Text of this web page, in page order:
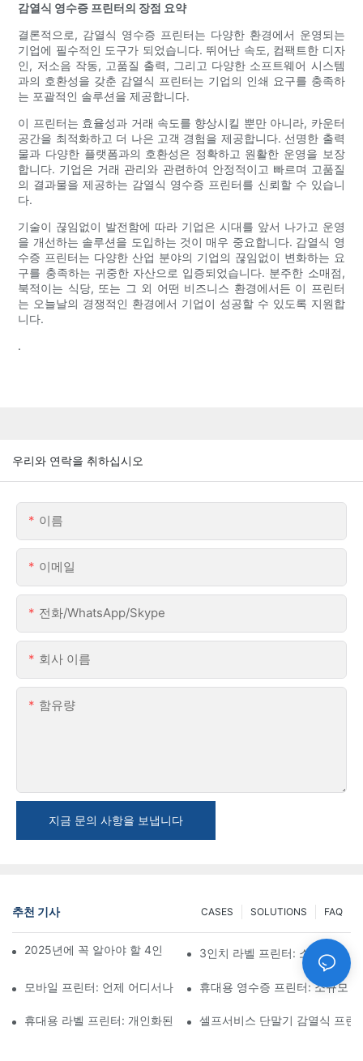
감열식 영수증 프린터의 장점 요약
결론적으로, 감열식 영수증 프린터는 다양한 환경에서 운영되는
기업에 필수적인 도구가 되었습니다. 뛰어난 속도, 컴팩트한 디자
인, 저소음 작동, 고품질 출력, 그리고 다양한 소프트웨어 시스템
과의 호환성을 갖춘 감열식 프린터는 기업의 인쇄 요구를 충족하
는 포괄적인 솔루션을 제공합니다.
이 프린터는 효율성과 거래 속도를 향상시킬 뿐만 아니라, 카운터
공간을 최적화하고 더 나은 고객 경험을 제공합니다. 선명한 출력
물과 다양한 플랫폼과의 호환성은 정확하고 원활한 운영을 보장
합니다. 기업은 거래 관리와 관련하여 안정적이고 빠르며 고품질
의 결과물을 제공하는 감열식 영수증 프린터를 신뢰할 수 있습니
다.
기술이 끊임없이 발전함에 따라 기업은 시대를 앞서 나가고 운영
을 개선하는 솔루션을 도입하는 것이 매우 중요합니다. 감열식 영
수증 프린터는 다양한 산업 분야의 기업의 끊임없이 변화하는 요
구를 충족하는 귀중한 자산으로 입증되었습니다. 분주한 소매점,
북적이는 식당, 또는 그 외 어떤 비즈니스 환경에서든 이 프린터
는 오늘날의 경쟁적인 환경에서 기업이 성공할 수 있도록 지원합
니다.
.
우리와 연락을 취하십시오
이름
이메일
전화/WhatsApp/Skype
회사 이름
함유량
지금 문의 사항을 보냅니다
추천 기사 FAQ
SOLUTIONS
CASES
2025년에 꼭 알아야 할 4인치 라벨 프린터 구매 팁과 추천
3인치 라벨 프린터: 소형 라벨
모바일 프린터: 언제 어디서나 인쇄할 수 있는 편리한 선택
휴대용 영수증 프린터: 소규모
휴대용 라벨 프린터: 개인화된 라벨을 쉽게 제작하세요
셀프서비스 단말기 감열식 프린